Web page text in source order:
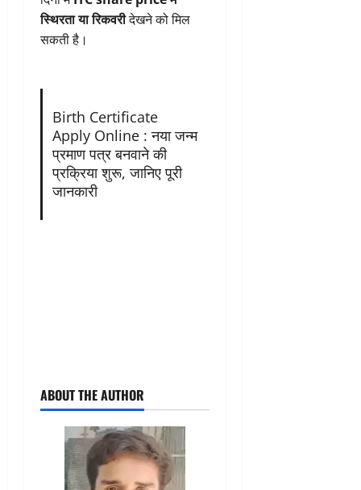
स्थिरता या रिकवरीदेखने को मिल
सकती है।
Birth Certificate
Apply Online : नया जन्म
प्रमाण पत्र बनवाने की
प्रक्रिया शुरू, जानिए पूरी
जानकारी
ABOUT THE AUTHOR